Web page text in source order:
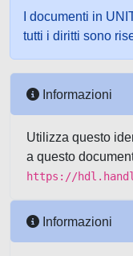
I documenti in
tutti i diritti sono
Informazioni
Utilizza questo
a questo
https://
Informazioni